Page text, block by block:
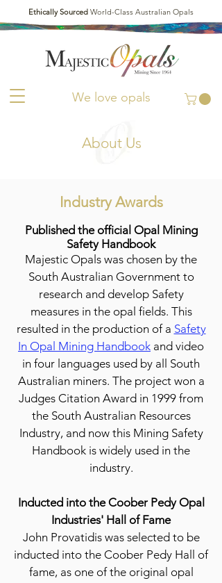
We love opals
Ethically Sourced World-Class Australian Opals
About Us
Industry Awards
Published the official Opal Mining
Safety Handbook
Majestic Opals was chosen by the
South Australian Government to
research and develop Safety
measures in the opal fields. This
resulted in the production of a Safety
In Opal Mining Handbook and video
in four languages used by all South
Australian miners. The project won a
Judges Citation Award in 1999 from
the South Australian Resources
Industry, and now this Mining Safety
Handbook is widely used in the
industry.
Inducted into the Coober Pedy Opal
Industries' Hall of Fame
John Provatidis was selected to be
inducted into the Coober Pedy Hall of
fame, as one of the original opal